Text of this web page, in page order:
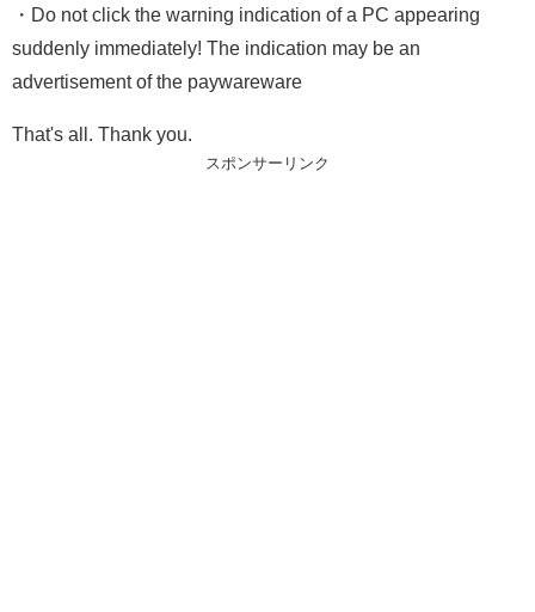
・Do not click the warning indication of a PC appearing
suddenly immediately! The indication may be an
advertisement of the paywareware
That's all. Thank you.
スポンサーリンク